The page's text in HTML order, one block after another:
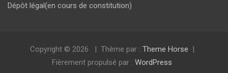
Dépôt légal(en cours de constitution)
Copyright © 2026 Thème par : Theme Horse
Fièrement propulsé par : WordPress